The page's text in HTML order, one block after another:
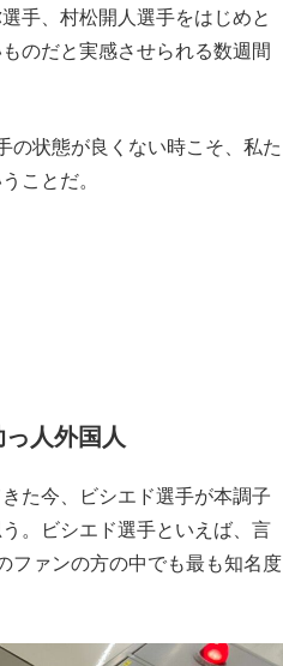
手、村松開人選手をはじめと
のだと実感させられる数週間
状態が良くない時こそ、私た
ことだ。
人外国人
た今、ビシエド選手が本調子
。ビシエド選手といえば、言
ファンの方の中でも最も知名度